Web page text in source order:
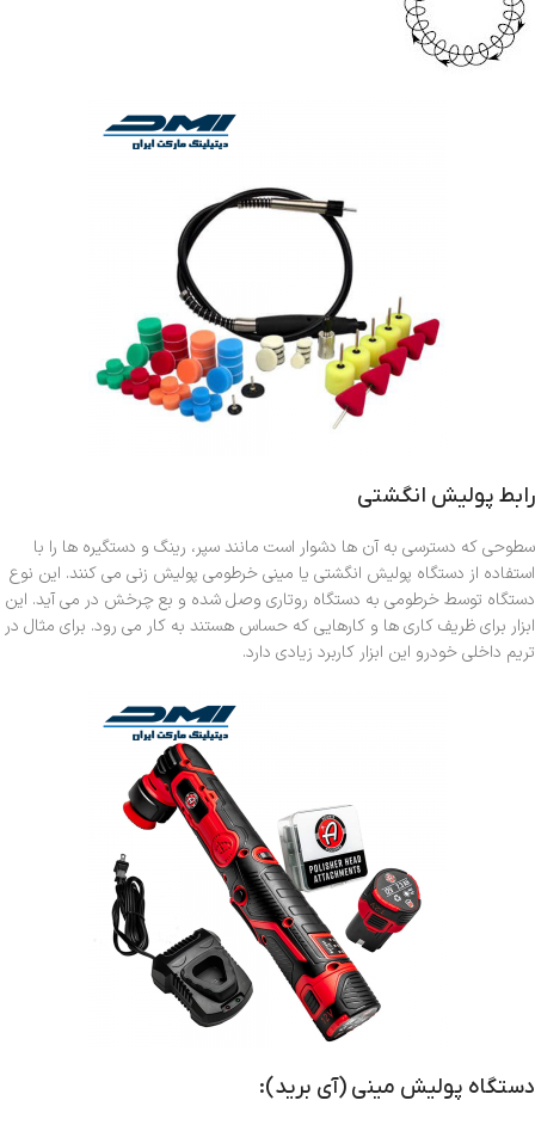
رابط پولیش انگشتی
سطوحی که دسترسی به آن ها دشوار است مانند سپر، رینگ و دستگیره ها را با
استفاده از دستگاه پولیش انگشتی یا مینی خرطومی پولیش زنی می کنند. این نوع
دستگاه توسط خرطومی به دستگاه روتاری وصل شده و بع چرخش در می آید. این
ابزار برای ظریف کاری ها و کارهایی که حساس هستند به کار می رود. برای مثال در
تریم داخلی خودرو این ابزار کاربرد زیادی دارد.
دستگاه پولیش مینی (آی برید):